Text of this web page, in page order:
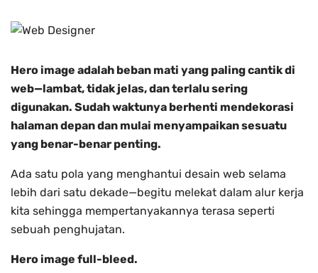
Hero image adalah beban mati yang paling cantik di
web—lambat, tidak jelas, dan terlalu sering
digunakan. Sudah waktunya berhenti mendekorasi
halaman depan dan mulai menyampaikan sesuatu
yang benar-benar penting.
Ada satu pola yang menghantui desain web selama
lebih dari satu dekade—begitu melekat dalam alur kerja
kita sehingga mempertanyakannya terasa seperti
sebuah penghujatan.
Hero image full-bleed.